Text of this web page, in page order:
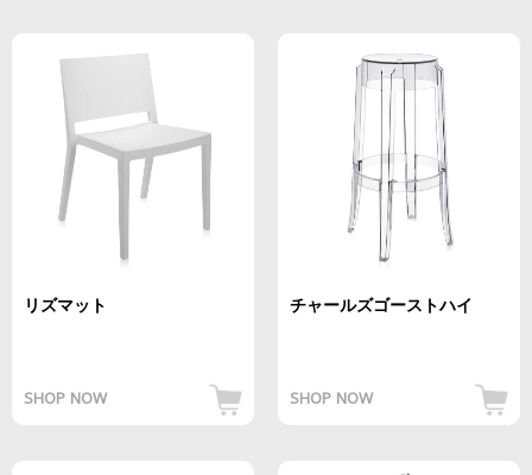
リズマット
SHOP NOW
チャールズゴーストハイ
SHOP NOW